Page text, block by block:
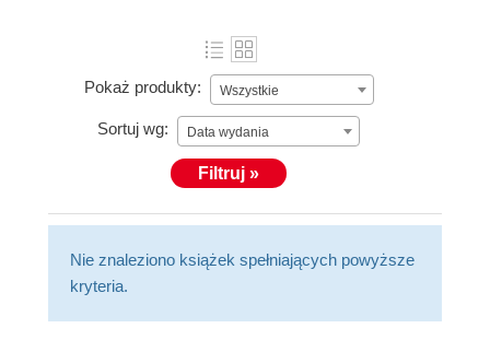
Pokaż produkty: Wszystkie
Sortuj wg: Data wydania
Filtruj »
Nie znaleziono książek spełniających powyższe
kryteria.